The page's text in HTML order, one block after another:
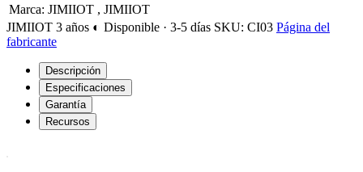
Marca: JIMIIOT , JIMIIOT
JIMIIOT 3 años ◐ Disponible · 3-5 días SKU: CI03 Página del
fabricante
Descripción
Especificaciones
Garantía
Recursos